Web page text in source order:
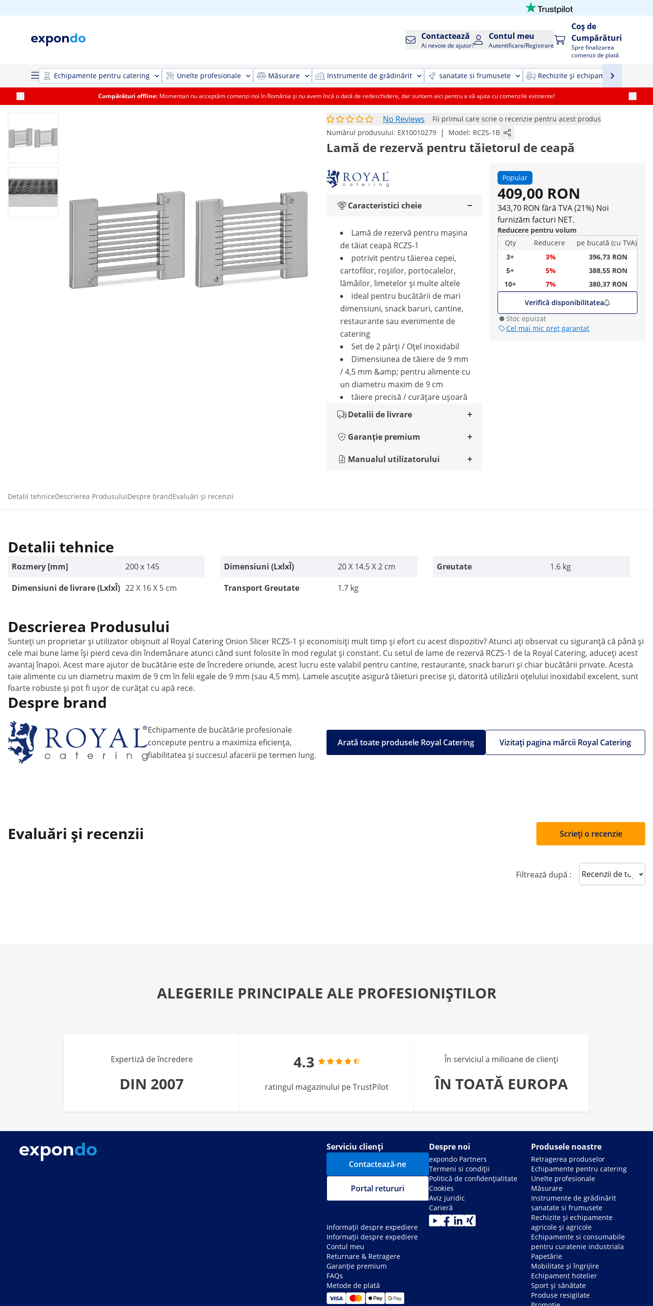
Contactează
Ai nevoie de ajutor?
Contul meu
Autentificare/Registrare
Coș de
Cumpărături
Spre finalizarea
comenzii de plată
Echipamente pentru catering Unelte profesionale Măsurare Instrumente de grădinărit sanatate si frumusete Rechizite și echipamente agricole
Cumpărături offline: Momentan nu acceptăm comenzi noi în România și nu avem încă o dată de redeschidere, dar suntem aici pentru a vă ajuta cu comenzile existente!
No Reviews
Fii primul care scrie o recenzie pentru acest produs
Numărul produsului: EX10010279 | Model: RCZS-1B
Lamă de rezervă pentru tăietorul de ceapă
Popular
409,00 RON
343,70 RON fără TVA (21%) Noi
furnizăm facturi NET.
Reducere pentru volum
Qty
Reducere
pe bucată (cu TVA)
3+
3%
396,73 RON
5+
5%
388,55 RON
10+
7%
380,37 RON
Verifică disponibilitatea
Stoc epuizat
Cel mai mic preț garantat
Caracteristici cheie
Lamă de rezervă pentru mașina
de tăiat ceapă RCZS-1
potrivit pentru tăierea cepei,
cartofilor, roșiilor, portocalelor,
lămâilor, limetelor și multe altele
ideal pentru bucătării de mari
dimensiuni, snack baruri, cantine,
restaurante sau evenimente de
catering
Set de 2 părți / Oțel inoxidabil
Dimensiunea de tăiere de 9 mm
/ 4,5 mm &amp; pentru alimente cu
un diametru maxim de 9 cm
tăiere precisă / curățare ușoară
Detalii de livrare
Garanție premium
Manualul utilizatorului
Detalii tehniceDescrierea ProdusuluiDespre brandEvaluări și recenzii
Detalii tehnice
Rozmery [mm] 200 x 145 Dimensiuni (LxlxÎ) 20 X 14.5 X 2 cm Greutate
1.6 kg
Dimensiuni de livrare (LxlxÎ) 22 X 16 X 5 cm Transport Greutate 1.7 kg
Descrierea Produsului
Sunteți un proprietar și utilizator obișnuit al Royal Catering Onion Slicer RCZS-1 și economisiți mult timp și efort cu acest dispozitiv? Atunci ați observat cu siguranță că până și
cele mai bune lame își pierd ceva din îndemânare atunci când sunt folosite în mod regulat și constant. Cu setul de lame de rezervă RCZS-1 de la Royal Catering, aduceți acest
avantaj înapoi. Acest mare ajutor de bucătărie este de încredere oriunde, acest lucru este valabil pentru cantine, restaurante, snack baruri și chiar bucătării private. Acesta
taie alimente cu un diametru maxim de 9 cm în felii egale de 9 mm (sau 4,5 mm). Lamele ascuțite asigură tăieturi precise și, datorită utilizării oțelului inoxidabil excelent, sunt
foarte robuste și pot fi ușor de curățat cu apă rece.
Despre brand
Echipamente de bucătărie profesionale
concepute pentru a maximiza eficiența,
fiabilitatea și succesul afacerii pe termen lung.
Vizitați pagina mărcii Royal Catering
Arată toate produsele Royal Catering
Evaluări și recenzii Scrieți o recenzie
Filtrează după : Sort reviews
ALEGERILE PRINCIPALE ALE PROFESIONIȘTILOR
Expertiză de încredere
DIN 2007
4.3
ratingul magazinului pe TrustPilot
În serviciul a milioane de clienți
ÎN TOATĂ EUROPA
Serviciu clienți
Contactează-ne
Portal retururi
Informații despre expediere
Informații despre expediere
Contul meu
Returnare & Retragere
Garanție premium
FAQs
Metode de plată
Despre noi
expondo Partners
Termeni si condiții
Politică de confidențialitate
Cookies
Aviz juridic
Carieră
Produsele noastre
Retragerea produselor
Echipamente pentru catering
Unelte profesionale
Măsurare
Instrumente de grădinărit
sanatate si frumusete
Rechizite și echipamente
agricole și agricole
Echipamente si consumabile
pentru curatenie industriala
Papetărie
Mobilitate și îngrijire
Echipament hotelier
Sport și sănătate
Produse resigilate